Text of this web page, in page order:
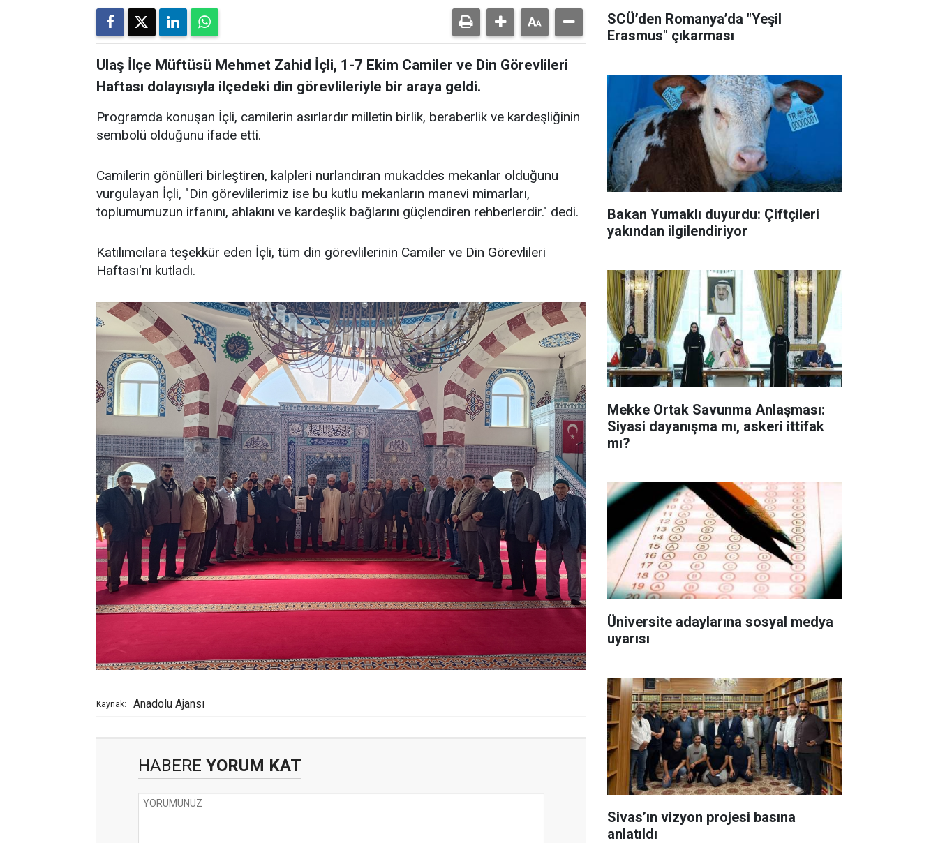
Ulaş İlçe Müftüsü Mehmet Zahid İçli, 1-7 Ekim Camiler ve Din Görevlileri
Haftası dolayısıyla ilçedeki din görevlileriyle bir araya geldi.
Programda konuşan İçli, camilerin asırlardır milletin birlik, beraberlik ve kardeşliğinin
sembolü olduğunu ifade etti.
Camilerin gönülleri birleştiren, kalpleri nurlandıran mukaddes mekanlar olduğunu
vurgulayan İçli, "Din görevlilerimiz ise bu kutlu mekanların manevi mimarları,
toplumumuzun irfanını, ahlakını ve kardeşlik bağlarını güçlendiren rehberlerdir." dedi.
Katılımcılara teşekkür eden İçli, tüm din görevlilerinin Camiler ve Din Görevlileri
Haftası'nı kutladı.
Kaynak: Anadolu Ajansı
HABERE YORUM KAT
SCÜ’den Romanya’da "Yeşil
Erasmus" çıkarması
Bakan Yumaklı duyurdu: Çiftçileri
yakından ilgilendiriyor
Mekke Ortak Savunma Anlaşması:
Siyasi dayanışma mı, askeri ittifak
mı?
Üniversite adaylarına sosyal medya
uyarısı
Sivas’ın vizyon projesi basına
anlatıldı